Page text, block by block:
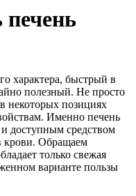
печень
характера, быстрый в
полезный. Не просто
некоторых позициях
Именно печень
доступным средством
крови. Обращаем
только свежая
варианте пользы